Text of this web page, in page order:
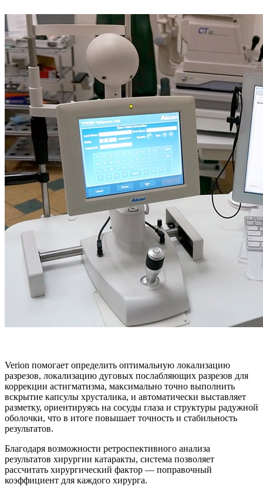
Verion помогает определить оптимальную локализацию
разрезов, локализацию дуговых послабляющих разрезов для
коррекции астигматизма, максимально точно выполнить
вскрытие капсулы хрусталика, и автоматически выставляет
разметку, ориентируясь на сосуды глаза и структуры радужной
оболочки, что в итоге повышает точность и стабильность
результатов.
Благодаря возможности ретроспективного анализа
результатов хирургии катаракты, система позволяет
рассчитать хирургический фактор — поправочный
коэффициент для каждого хирурга.